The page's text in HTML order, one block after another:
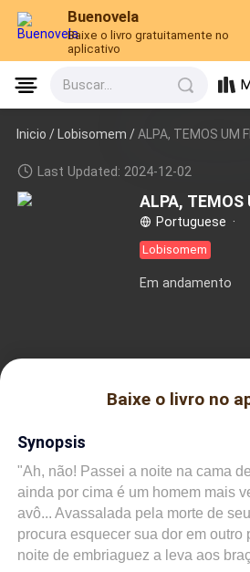
Buenovela
Baixe o livro gratuitamente no
aplicativo
Buscar...
Inicio /Lobisomem /ALPA, TEMOS UM
Last Updated: 2024-12-02
ALPA, TEMOS
Portuguese ·
Lobisomem
Em andamento
Baixe o livro no
Synopsis
"Ah, não! Passei a noite na cama
ainda por cima é um homem mais
avô... Avassalada pela morte de
procura esquecer sua dor em outro
noite de embriaguez a leva aos